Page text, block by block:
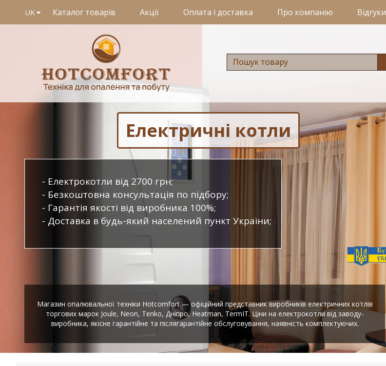
UK Каталог товарів Акції Оплата і доставка Про компанію Відгуки
Електричні котли
Електрокотли від 2700 грн;
Безкоштовна консультація по підбору;
Гарантія якості від виробника 100%;
Доставка в будь-який населений пункт України;
Магазин опалювальної техніки Hotcomfort — офіційний представник виробників електричних котлів
торгових марок Joule, Neon, Tenko, Дніпро, Heatman, TermIT. Ціни на електрокотли від заводу-
виробника, якісне гарантійне та післягарантійне обслуговування, наявність комплектуючих.